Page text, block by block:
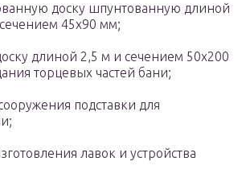
доску шпунтованную длиной
45х90 мм;
длиной 2,5 м и сечением 50х200
торцевых частей бани;
подставки для
лавок и устройства